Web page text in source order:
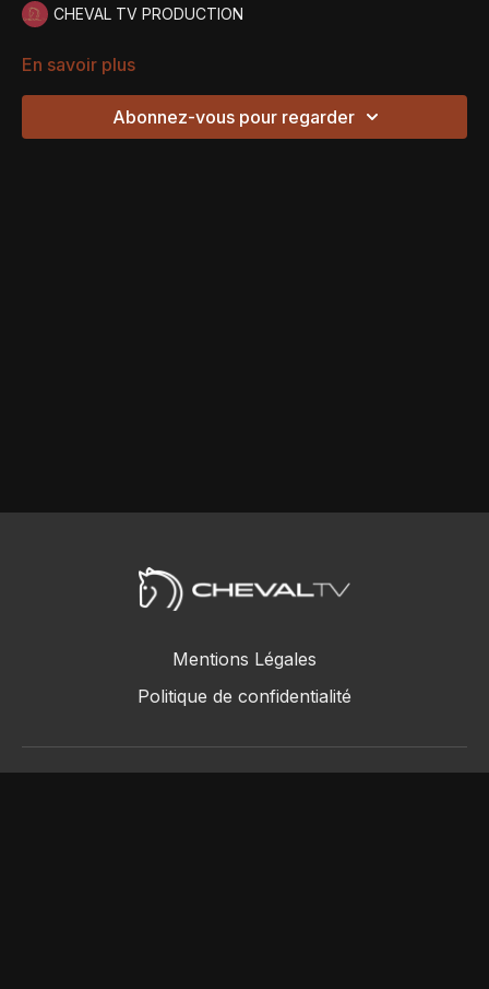
CHEVAL TV PRODUCTION
En savoir plus
Abonnez-vous pour regarder
Mentions Légales
Politique de confidentialité